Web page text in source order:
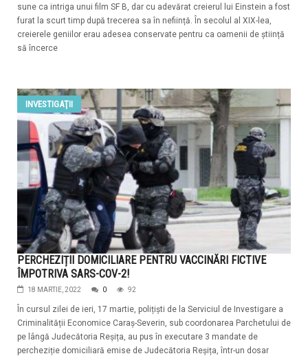
sune ca intriga unui film SF B, dar cu adevărat creierul lui Einstein a fost
furat la scurt timp după trecerea sa în neființă. În secolul al XIX-lea,
creierele geniilor erau adesea conservate pentru ca oamenii de știință
să încerce
INVESTIGAŢII
PERCHEZIȚII DOMICILIARE PENTRU VACCINĂRI FICTIVE
ÎMPOTRIVA SARS-COV-2!
18 MARTIE, 2022 0 92
În cursul zilei de ieri, 17 martie, polițiști de la Serviciul de Investigare a
Criminalității Economice Caraș-Severin, sub coordonarea Parchetului de
pe lângă Judecătoria Reșița, au pus în executare 3 mandate de
percheziție domiciliară emise de Judecătoria Reșița, într-un dosar